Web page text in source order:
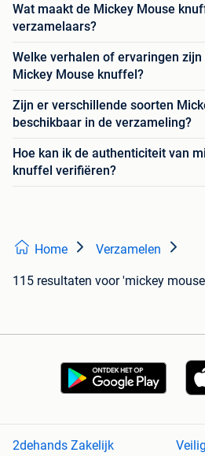
Wat maakt de Mickey Mouse
verzamelaars?
Welke verhalen of ervaringen
Mickey Mouse knuffel?
Zijn er verschillende soorten
beschikbaar in de verzameling?
Hoe kan ik de authenticiteit van
knuffel verifiëren?
Home Verzamelen
115 resultaten voor 'mickey
2dehands Zakelijk